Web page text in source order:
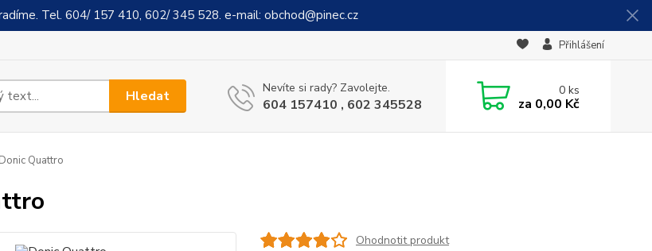
Tel. 604/ 157 410, 602/ 345 528. e-mail: obchod@pinec.cz
Přihlášení
Hledat Nevíte si rady? Zavolejte.
604 157410 , 602 345528
0ks
za 0,00 Kč
Donic Quattro
Ohodnotit produkt